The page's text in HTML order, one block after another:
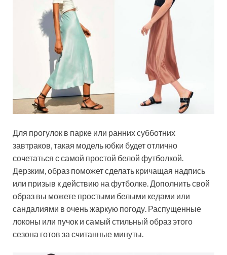
Для прогулок в парке или ранних субботних
завтраков, такая модель юбки будет отлично
сочетаться с самой простой белой футболкой.
Дерзким, образ поможет сделать кричащая надпись
или призыв к действию на футболке. Дополнить свой
образ вы можете простыми белыми кедами или
сандалиями в очень жаркую погоду. Распущенные
локоны или пучок и самый стильный образ этого
сезона готов за считанные минуты.